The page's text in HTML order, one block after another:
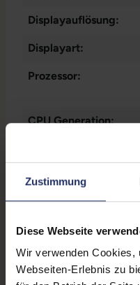
Zustimmung
Diese Webseite
Wir verwenden Cookies,
Webseiten-Erlebnis zu
Displayauflösung:
Displayart:
Prozessor:
CPU Generation:
Datenspeicher:
Arbeitsspeicher:
Webcam:
LTE: